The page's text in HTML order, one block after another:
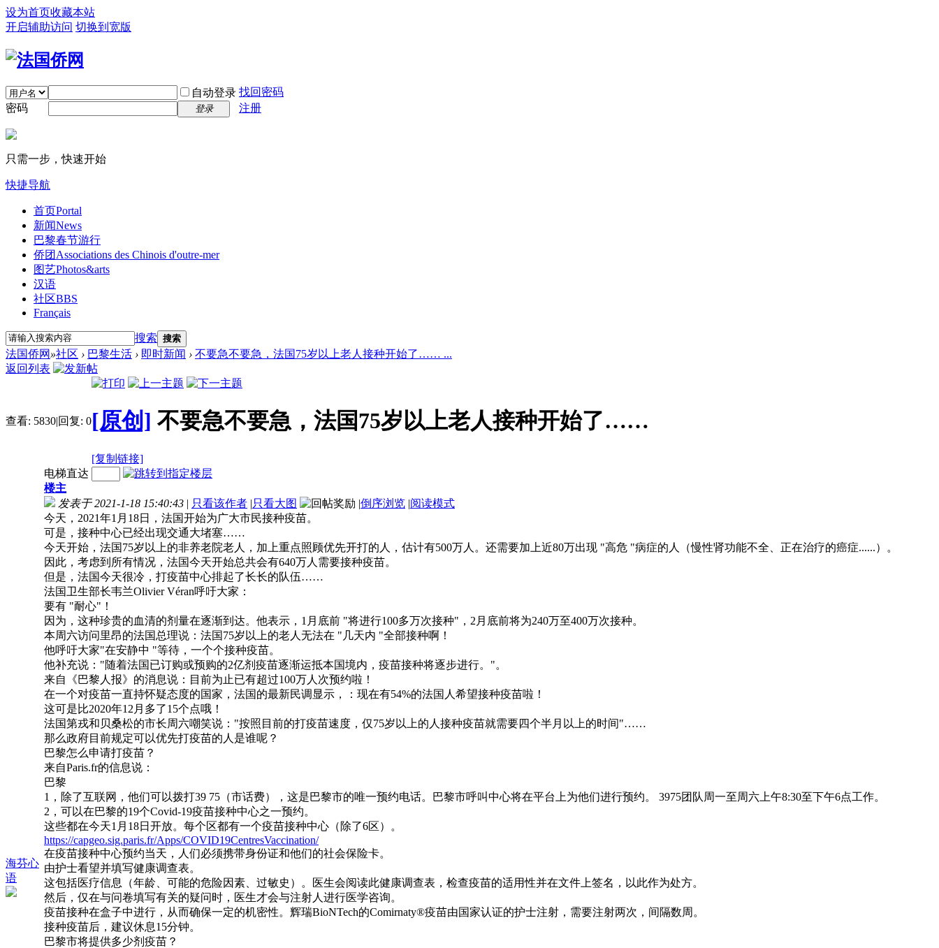
设为首页收藏本站
开启辅助访问 切换到宽版
自动登录 找回密码
密码
登录 注册
只需一步，快速开始
快捷导航
首页Portal
新闻News
巴黎春节游行
侨团 Associations des Chinois d'outre-mer
图艺Photos&arts
汉语
社区BBS
Français
搜索 搜索
法国侨网 »社区 › 巴黎生活 › 即时新闻 › 不要急不要急，法国75岁以上老人接种开始了…… ...
返回列表
查看: 5830|回复: 0[原创] 不要急不要急，法国75岁以上老人接种开始了……
[复制链接]
海芬心
语
电梯直达
楼主
发表于 2021-1-18 15:40:43 | 只看该作者 |只看大图 |倒序浏览 |阅读模式
今天，2021年1月18日，法国开始为广大市民接种疫苗。
可是，接种中心已经出现交通大堵塞……
今天开始，法国75岁以上的非养老院老人，加上重点照顾优先开打的人，估计有500万人。还需要加上近80万出现 "高危 "病症的人（慢性肾功能不全、正在治疗的癌症......）。
因此，考虑到所有情况，法国今天开始总共会有640万人需要接种疫苗。
但是，法国今天很冷，打疫苗中心排起了长长的队伍……
法国卫生部长韦兰Olivier Véran呼吁大家：
要有 "耐心"！
因为，这种珍贵的血清的剂量在逐渐到达。他表示，1月底前 "将进行100多万次接种"，2月底前将为240万至400万次接种。
本周六访问里昂的法国总理说：法国75岁以上的老人无法在 "几天内 "全部接种啊！
他呼吁大家"在安静中 "等待，一个个接种疫苗。
他补充说："随着法国已订购或预购的2亿剂疫苗逐渐运抵本国境内，疫苗接种将逐步进行。"。
来自《巴黎人报》的消息说：目前为止已有超过100万人次预约啦！
在一个对疫苗一直持怀疑态度的国家，法国的最新民调显示，：现在有54%的法国人希望接种疫苗啦！
这可是比2020年12月多了15个点哦！
法国第戎和贝桑松的市长周六嘲笑说："按照目前的打疫苗速度，仅75岁以上的人接种疫苗就需要四个半月以上的时间"……
那么政府目前规定可以优先打疫苗的人是谁呢？
巴黎怎么申请打疫苗？
来自Paris.fr的信息说：
巴黎
1，除了互联网，他们可以拨打39 75（市话费），这是巴黎市的唯一预约电话。巴黎市呼叫中心将在平台上为他们进行预约。 3975团队周一至周六上午8:30至下午6点工作。
2，可以在巴黎的19个Covid-19疫苗接种中心之一预约。
这些都在今天1月18日开放。每个区都有一个疫苗接种中心（除了6区）。
https://capgeo.sig.paris.fr/Apps/COVID19CentresVaccination/
在疫苗接种中心预约当天，人们必须携带身份证和他们的社会保险卡。
由护士看望并填写健康调查表。
这包括医疗信息（年龄、可能的危险因素、过敏史）。医生会阅读此健康调查表，检查疫苗的适用性并在文件上签名，以此作为处方。
然后，仅在与问卷填写有关的疑问时，医生才会与注射人进行医学咨询。
疫苗接种在盒子中进行，从而确保一定的机密性。辉瑞BioNTech的Comirnaty®疫苗由国家认证的护士注射，需要注射两次，间隔数周。
接种疫苗后，建议休息15分钟。
巴黎市将提供多少剂疫苗？